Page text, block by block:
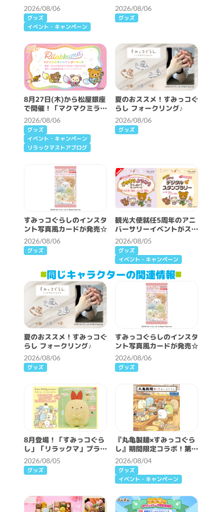
ェ開催決定！
2026/08/06
グッズ
イベント・キャンペーン
定！
2026/08/06
グッズ
8月27日(木)から松屋銀座
で開催！「マクマクミラク
ルワンダーランド」詳細情
報♪
2026/08/06
グッズ
イベント・キャンペーン
リラックマストアブログ
夏のおススメ！すみっコぐ
らし フォークリング♪
2026/08/06
グッズ
すみっコぐらしのインスタ
ント写真風カードが発売☆
2026/08/06
グッズ
観光大使就任5周年のアニ
バーサリーイベントがスタ
ート♪
2026/08/05
グッズ
イベント・キャンペーン
同じキャラクターの関連情報
夏のおススメ！すみっコぐ
らし フォークリング♪
2026/08/06
グッズ
すみっコぐらしのインスタ
ント写真風カードが発売☆
2026/08/06
グッズ
8月登場！「すみっコぐら
し」「リラックマ」プライ
ズ☆
2026/08/05
グッズ
『丸亀製麺×すみっコぐら
し』期間限定コラボ！第2
弾スタート！
2026/08/04
グッズ
イベント・キャンペーン